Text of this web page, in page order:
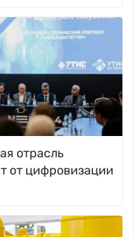
отрасль
от цифровизации